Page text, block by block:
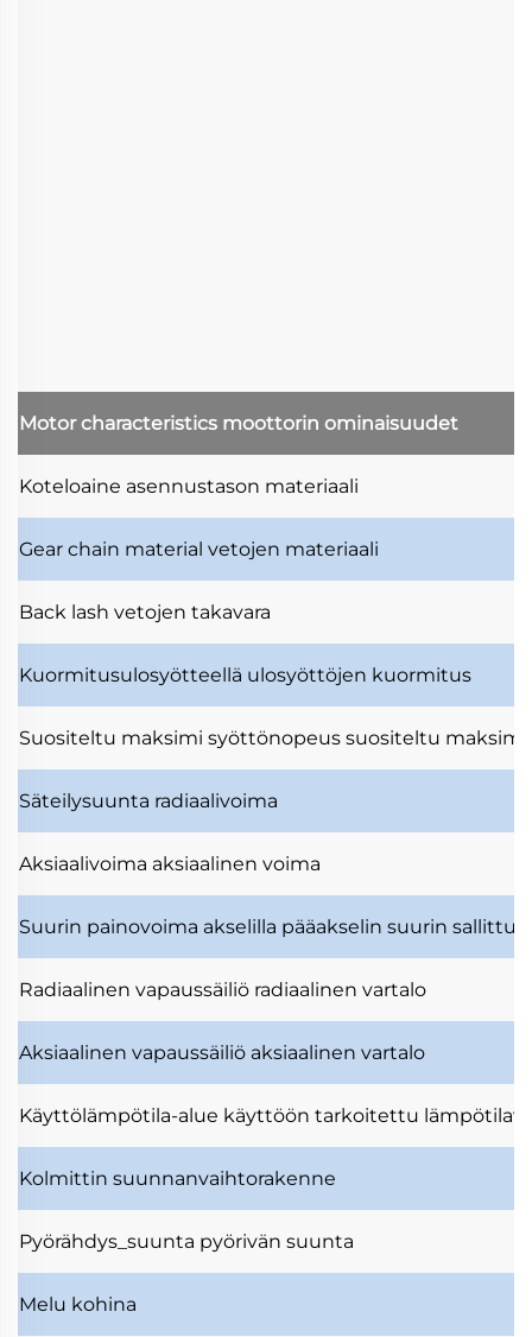
Motor characteristics moottorin ominaisuudet
Koteloaine asennustason materiaali
Gear chain material vetojen materiaali
Back lash vetojen takavara
Kuormitusulosyötteellä ulosyöttöjen kuormitus
Suositeltu maksimi syöttönopeus suositeltu
Säteilysuunta radiaalivoima
Aksiaalivoima aksiaalinen voima
Suurin painovoima akselilla pääakselin suurin sallittu
Radiaalinen vapaussäiliö radiaalinen vartalo
Aksiaalinen vapaussäiliö aksiaalinen vartalo
Käyttölämpötila-alue käyttöön tarkoitettu
Kolmittin suunnanvaihtorakenne
Pyörähdys_suunta pyörivän suunta
Melu kohina